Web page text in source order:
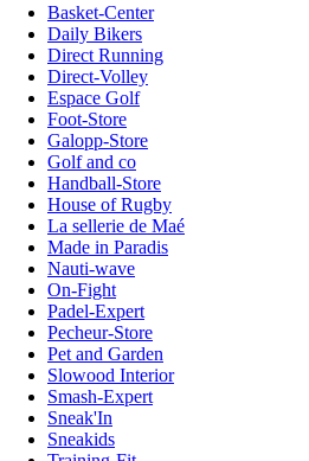
Basket-Center
Daily Bikers
Direct Running
Direct-Volley
Espace Golf
Foot-Store
Galopp-Store
Golf and co
Handball-Store
House of Rugby
La sellerie de Maé
Made in Paradis
Nauti-wave
On-Fight
Padel-Expert
Pecheur-Store
Pet and Garden
Slowood Interior
Smash-Expert
Sneak'In
Sneakids